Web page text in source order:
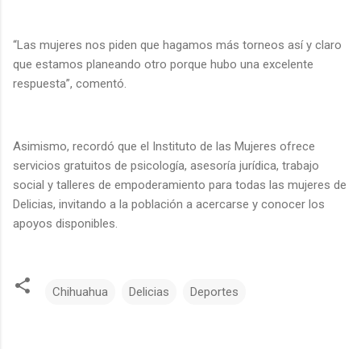
“Las mujeres nos piden que hagamos más torneos así y claro
que estamos planeando otro porque hubo una excelente
respuesta”, comentó.
Asimismo, recordó que el Instituto de las Mujeres ofrece
servicios gratuitos de psicología, asesoría jurídica, trabajo
social y talleres de empoderamiento para todas las mujeres de
Delicias, invitando a la población a acercarse y conocer los
apoyos disponibles.
Chihuahua Delicias Deportes